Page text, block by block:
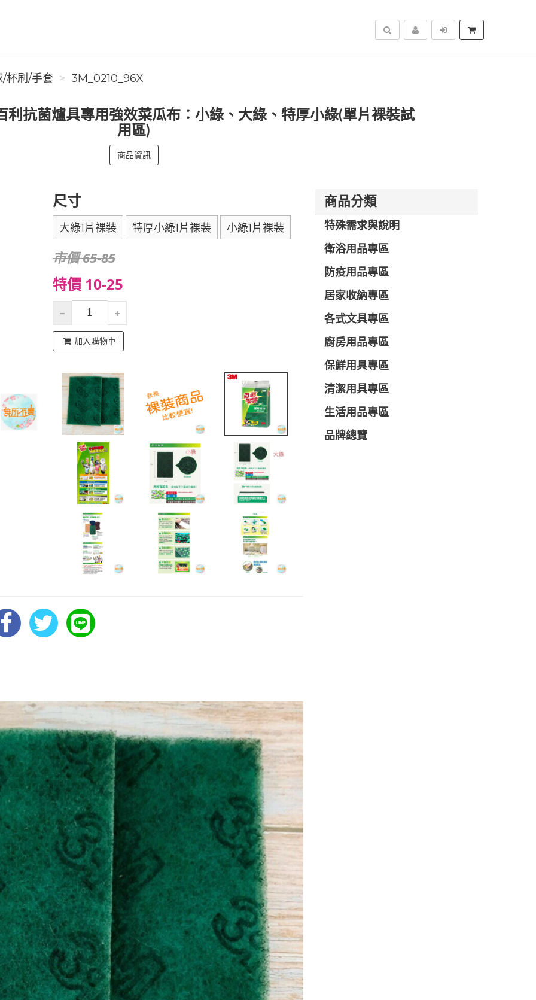
搜尋
/杯刷/手套 3M_0210_96X
利抗菌爐具專用強效菜瓜布：小綠、大綠、特厚小綠(單片裸裝試
用區)
商品資訊
尺寸
大綠1片裸裝 特厚小綠1片裸裝 小綠1片裸裝
市價 65-85
特價 10-25
加入購物車
商品分類
特殊需求與說明
衛浴用品專區
防疫用品專區
居家收納專區
各式文具專區
廚房用品專區
保鮮用具專區
清潔用具專區
生活用品專區
品牌總覽